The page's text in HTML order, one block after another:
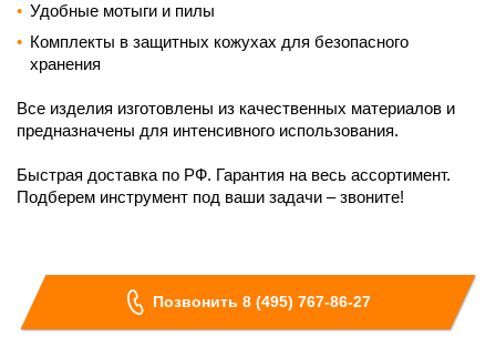
Удобные мотыги и пилы
Комплекты в защитных кожухах для безопасного
хранения
Все изделия изготовлены из качественных материалов и
предназначены для интенсивного использования.
Быстрая доставка по РФ. Гарантия на весь ассортимент.
Подберем инструмент под ваши задачи – звоните!
Позвонить 8 (495) 767-86-27